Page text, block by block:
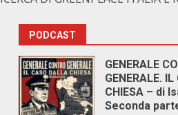
PODCAST
GENERALE
GENERALE.
CHIESA – di
Seconda